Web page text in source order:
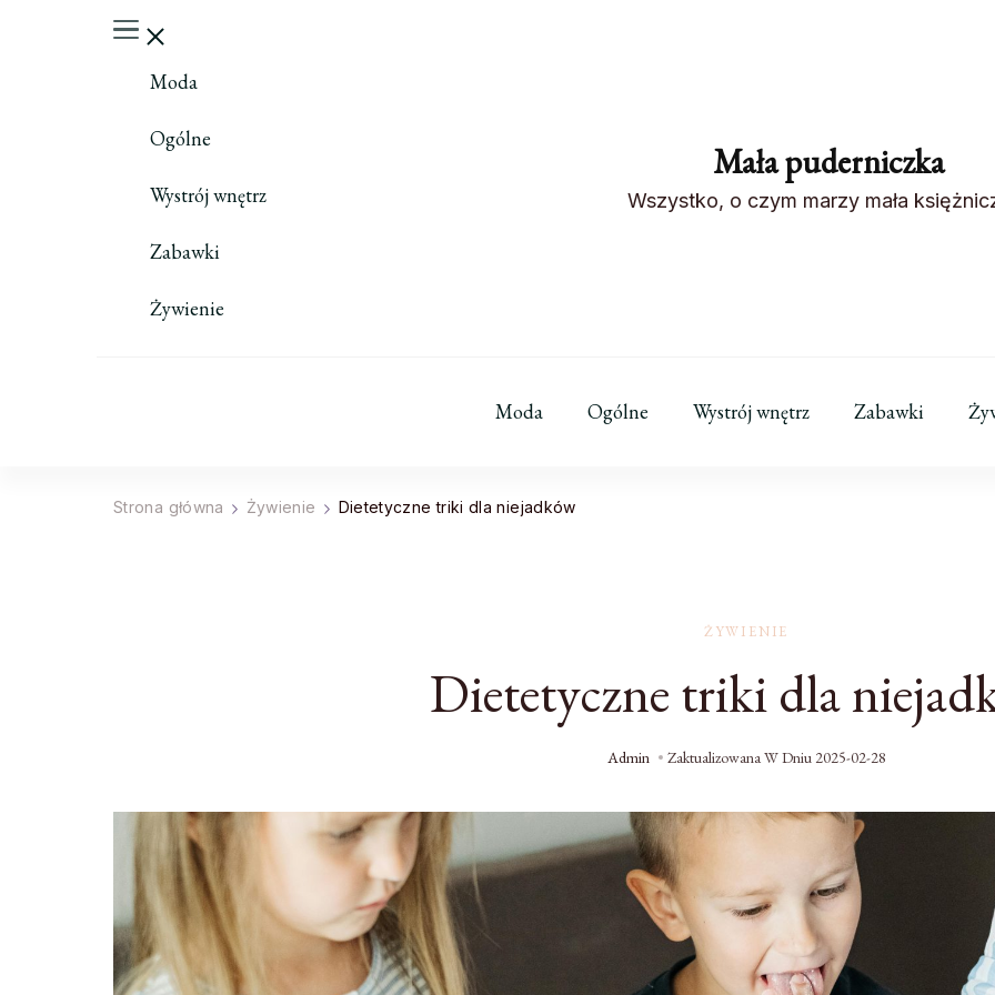
Moda
Ogólne
Wystrój wnętrz
Zabawki
Żywienie
Mała puderniczka
Wszystko, o czym marzy mała
Moda Ogólne Wystrój wnętrz Zabawki
Strona główna Żywienie Dietetyczne triki dla niejadków
ŻYWIENIE
Dietetyczne triki dla
Admin Zaktualizowana W Dniu 2025-02-28